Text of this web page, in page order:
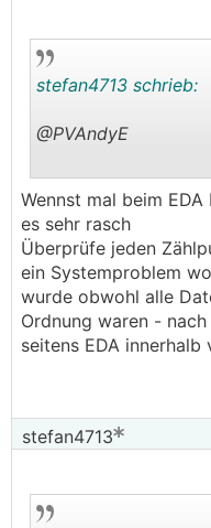
stefan4713 schrieb:
@PVAndyE
──────..
PVAndyE schrieb:
Wir haben in unsere
90% Eigendeckung
Verbraucher). Nur
Wind.
irgendwo erläutert
technisch?
außerhalb der
Wennst mal beim
es sehr rasch
Überprüfe jeden
ein Systemproblem
wurde obwohl alle
Ordnung waren -
seitens EDA
stefan4713